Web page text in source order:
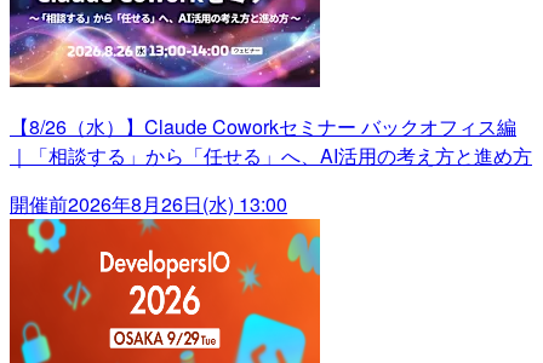
【8/26（水）】Claude Coworkセミナー バックオフィス編
｜「相談する」から「任せる」へ、AI活用の考え方と進め方
開催前2026年8月26日(水) 13:00